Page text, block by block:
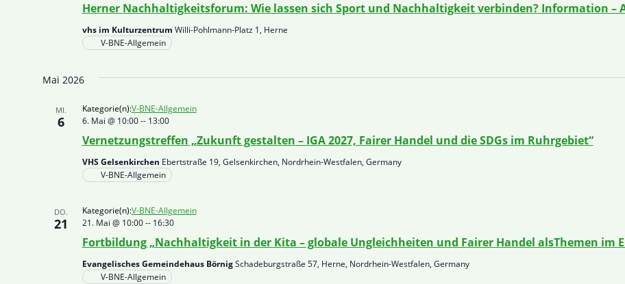
Herner Nachhaltigkeitsforum: Wie lassen sich Sport und Nachhaltigkeit verbinden? Information –
vhs im Kulturzentrum Willi-Pohlmann-Platz 1, Herne
V-BNE-Allgemein
Mai 2026
MI.
6
Vernetzungstreffen „Zukunft gestalten – IGA 2027, Fairer Handel und die SDGs im Ruhrgebiet“
6. Mai @ 10:00-- 13:00
Kategorie(n):V-BNE-Allgemein
VHS Gelsenkirchen Ebertstraße 19, Gelsenkirchen, Nordrhein-Westfalen, Germany
V-BNE-Allgemein
DO.
21
Fortbildung „Nachhaltigkeit in der Kita – globale Ungleichheiten und Fairer Handel alsThemen im
21. Mai @ 10:00-- 16:30
Kategorie(n):V-BNE-Allgemein
Evangelisches Gemeindehaus BörnigSchadeburgstraße 57, Herne, Nordrhein-Westfalen, Germany
V-BNE-Allgemein